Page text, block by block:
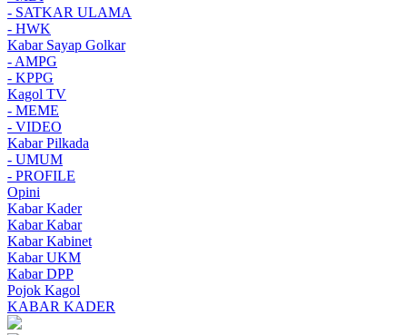
- SATKAR ULAMA
- HWK
Kabar Sayap Golkar
- AMPG
- KPPG
Kagol TV
- MEME
- VIDEO
Kabar Pilkada
- UMUM
- PROFILE
Opini
Kabar Kader
Kabar Kabar
Kabar Kabinet
Kabar UKM
Kabar DPP
Pojok Kagol
KABAR KADER